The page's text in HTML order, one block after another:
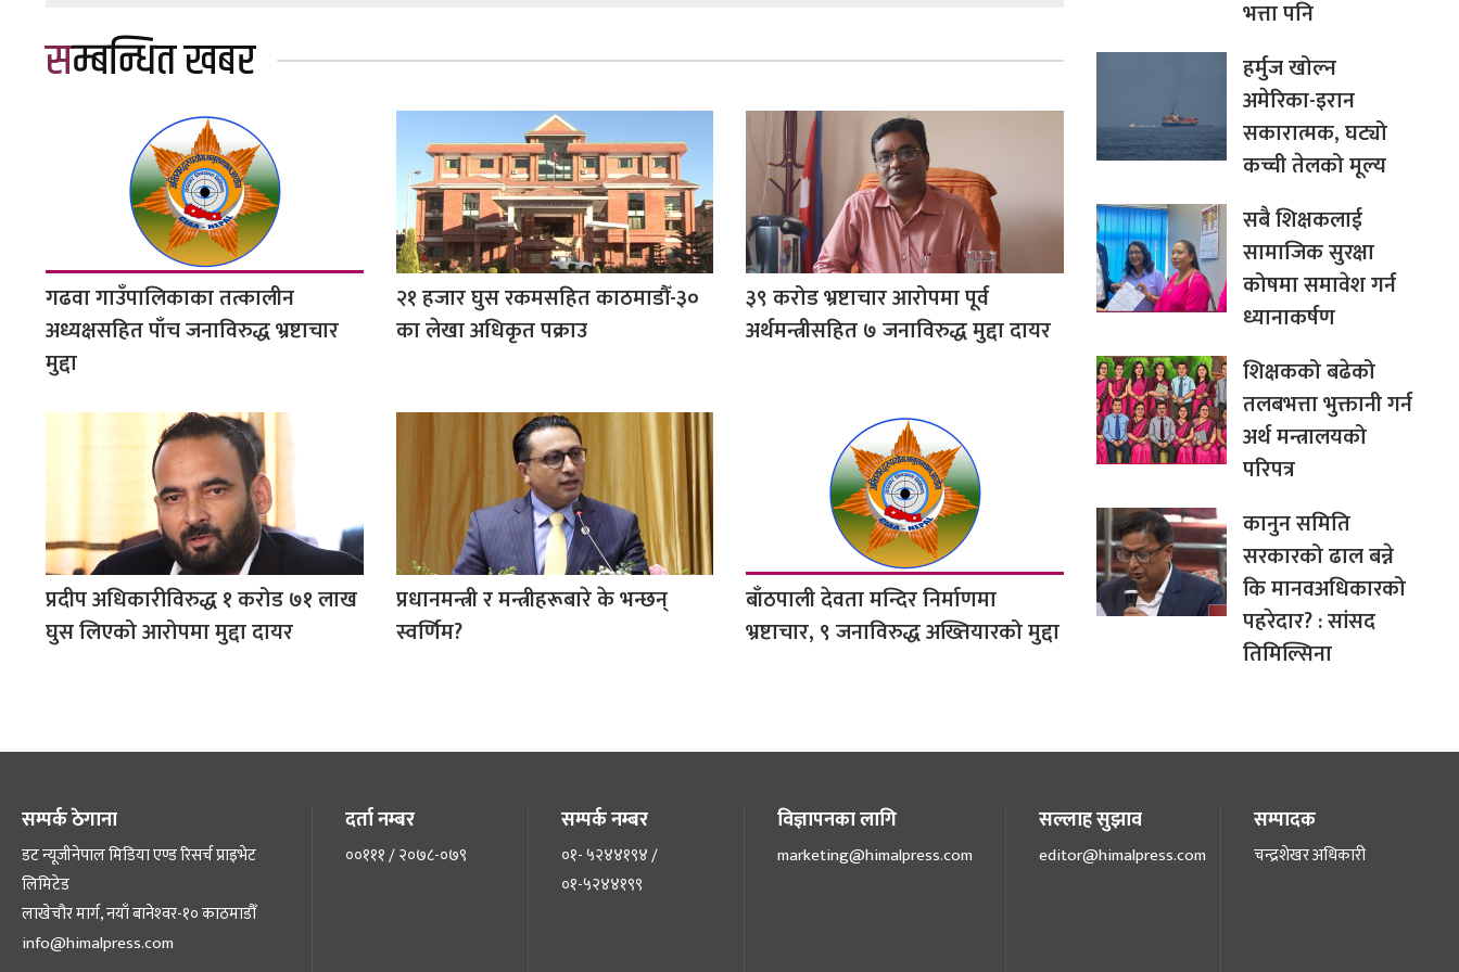
सम्बन्धित खबर
गढवा गाउँपालिकाका तत्कालीन
अध्यक्षसहित पाँच जनाविरुद्ध भ्रष्टाचार
मुद्दा
२१ हजार घुस रकमसहित काठमाडौँ-३०
का लेखा अधिकृत पक्राउ
३९ करोड भ्रष्टाचार आरोपमा पूर्व
अर्थमन्त्रीसहित ७ जनाविरुद्ध मुद्दा दायर
प्रदीप अधिकारीविरुद्ध १ करोड ७१ लाख
घुस लिएको आरोपमा मुद्दा दायर
प्रधानमन्त्री र मन्त्रीहरूबारे के भन्छन्
स्वर्णिम?
बाँठपाली देवता मन्दिर निर्माणमा
भ्रष्टाचार, ९ जनाविरुद्ध अख्तियारको मुद्दा
भत्ता पनि
हर्मुज खोल्न
अमेरिका-इरान
सकारात्मक, घट्यो
कच्ची तेलको मूल्य
सबै शिक्षकलाई
सामाजिक सुरक्षा
कोषमा समावेश गर्न
ध्यानाकर्षण
शिक्षकको बढेको
तलबभत्ता भुक्तानी गर्न
अर्थ मन्त्रालयको
परिपत्र
कानुन समिति
सरकारको ढाल बन्ने
कि मानवअधिकारको
पहरेदार? : सांसद
तिमिल्सिना
सम्पर्क ठेगाना
डट न्यूजीनेपाल मिडिया एण्ड रिसर्च प्राइभेट
लिमिटेड
लाखेचौर मार्ग, नयाँ बानेश्‍वर-१० काठमाडौँ
info@himalpress.com
दर्ता नम्बर
००१११ / २०७८-०७९
सम्पर्क नम्बर
०१- ५२४४१९४ /
०१-५२४४१९९
विज्ञापनका लागि
marketing@himalpress.com
सल्लाह सुझाव
editor@himalpress.com
सम्पादक
चन्द्रशेखर अधिकारी